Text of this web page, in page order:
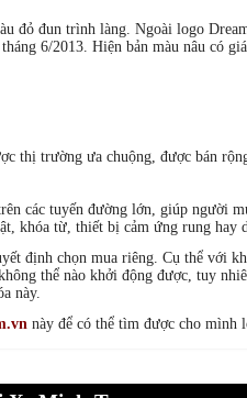
đỏ đun trình làng. Ngoài logo
6/2013. Hiện bản màu nâu có
thị trường ưa chuộng, được bán
các tuyến đường lớn, giúp người
khóa từ, thiết bị cảm ứng rung hay
định chọn mua riêng. Cụ thể với
thể nào khởi động được, tuy
này.
này để có thể tìm được cho mình